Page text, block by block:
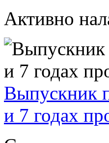
Активно
Выпускник
и 7 годах